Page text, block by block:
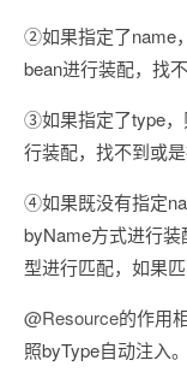
②如果指定了name
bean进行装配，找
③如果指定了type，
行装配，找不到或
④如果既没有指定
byName方式进行
型进行匹配，如果匹
@Resource的作用
照byType自动注入。